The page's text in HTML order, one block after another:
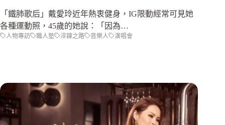
「鐵肺歌后」戴愛玲近年熱衷健身，IG限動經常可見她
各種運動照，45歲的她說：「因為…
人物專訪 職人塾 淬鍊之路 音樂人 演唱會